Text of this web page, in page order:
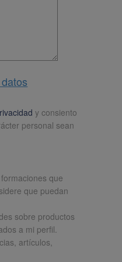
y consiento
personal sean
que
que puedan
sobre productos
a mi perfil.
artículos,